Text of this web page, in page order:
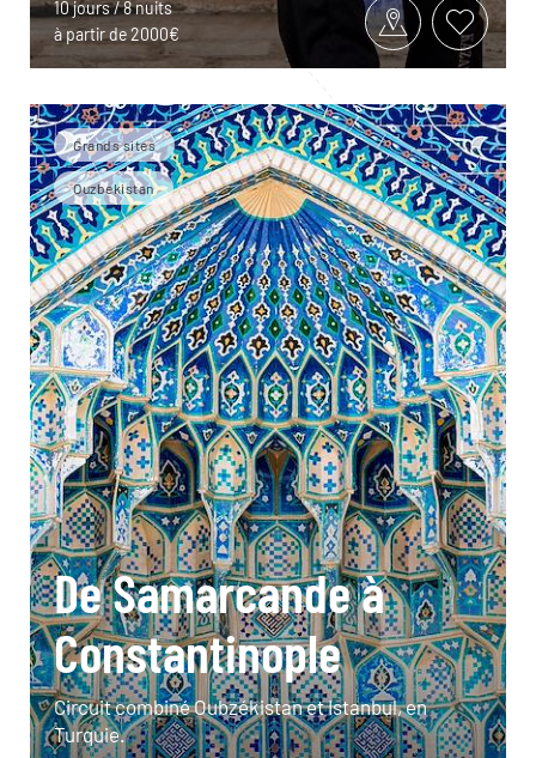
10 jours / 8 nuits
à partir de 2000€
Grands sites
Ouzbekistan
De Samarcande à
Constantinople
Circuit combiné Oubzékistan et Istanbul, en
Turquie.